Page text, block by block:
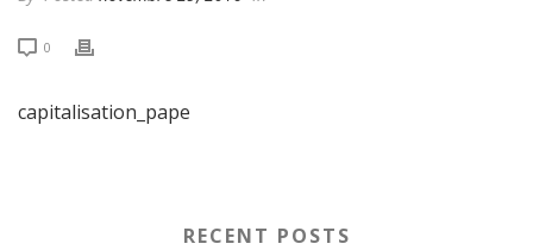
0
capitalisation_pape
RECENT POSTS